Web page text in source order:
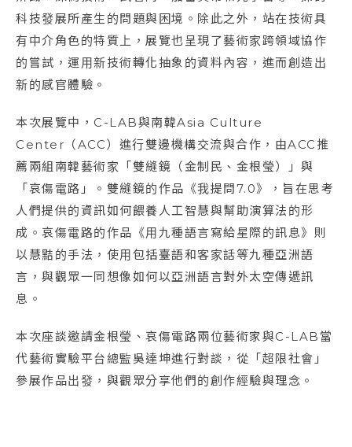
科技發展所產生的問題與困境。除此之外，站在技術具
有中介角色的特質上，展覽也呈現了藝術家跨領域協作
的嘗試，運用新技術轉化抽象的資料內容，進而創造出
新的感官體驗。
本次展覽中，C-LAB與南韓Asia Culture
Center（ACC）進行雙邊機構交流與合作，由ACC推
薦兩組南韓藝術家「雙縫鏡（金制民、金根瑩）」與
「哀傷電路」。雙縫鏡的作品《我提問7.0》，旨在思考
人們提供的資訊如何餵養人工智慧與幫助演算法的形
成。哀傷電路的作品《用九種語言寫給星際的訊息》則
以慧黠的手法，使用包括臺語和客家話等九種亞洲語
言，與觀眾一同想像如何以亞洲語言對外太空傳遞訊
息。
本次座談邀請金根瑩、哀傷電路兩位藝術家與C-LAB當
代藝術實驗平台總監吳達坤進行對談，從「超限社會」
參展作品出發，與觀眾分享他們的創作經驗與理念。